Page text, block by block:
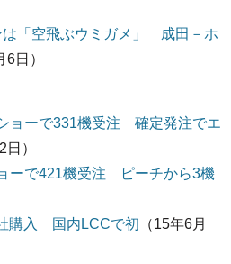
「空飛ぶウミガメ」 成田－ホ
6日）
ョーで331機受注 確定発注でエ
日）
ーで421機受注 ピーチから3機
購入 国内LCCで初 （15年6月